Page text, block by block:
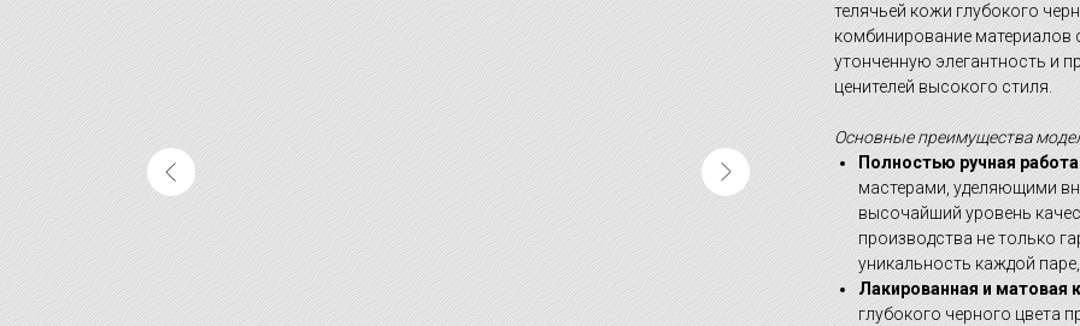
телячьей кожи глубокого
комбинирование материалов
утонченную элегантность и
ценителей высокого стиля.
Основные преимущества
Полностью ручная работа
мастерами, уделяющими
высочайший уровень
производства не только
уникальность каждой
Лакированная и матовая
глубокого черного цвета